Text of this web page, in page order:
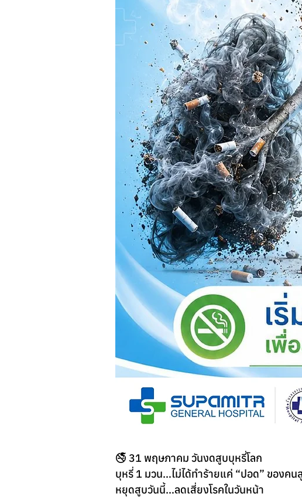
🚭 31 พฤษภาคม วันงดสูบบุหรี่โลก
บุหรี่ 1 มวน…ไม่ได้ทำร้ายแค่ “ปอด” ของค
หยุดสูบวันนี้…ลดเสี่ยงโรคในวันหน้า